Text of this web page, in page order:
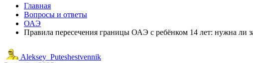
Главная
Вопросы и ответы
ОАЭ
Правила пересечения границы ОАЭ с ребёнком 14 лет: нужна ли
Aleksey_Puteshestvennik